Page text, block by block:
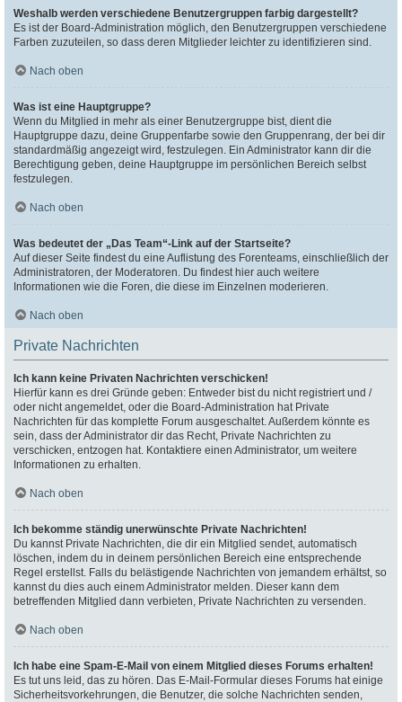
Weshalb werden verschiedene Benutzergruppen farbig dargestellt?
Es ist der Board-Administration möglich, den Benutzergruppen verschiedene
Farben zuzuteilen, so dass deren Mitglieder leichter zu identifizieren sind.
Nach oben
Was ist eine Hauptgruppe?
Wenn du Mitglied in mehr als einer Benutzergruppe bist, dient die
Hauptgruppe dazu, deine Gruppenfarbe sowie den Gruppenrang, der bei dir
standardmäßig angezeigt wird, festzulegen. Ein Administrator kann dir die
Berechtigung geben, deine Hauptgruppe im persönlichen Bereich selbst
festzulegen.
Nach oben
Was bedeutet der „Das Team“-Link auf der Startseite?
Auf dieser Seite findest du eine Auflistung des Forenteams, einschließlich der
Administratoren, der Moderatoren. Du findest hier auch weitere
Informationen wie die Foren, die diese im Einzelnen moderieren.
Nach oben
Private Nachrichten
Ich kann keine Privaten Nachrichten verschicken!
Hierfür kann es drei Gründe geben: Entweder bist du nicht registriert und /
oder nicht angemeldet, oder die Board-Administration hat Private
Nachrichten für das komplette Forum ausgeschaltet. Außerdem könnte es
sein, dass der Administrator dir das Recht, Private Nachrichten zu
verschicken, entzogen hat. Kontaktiere einen Administrator, um weitere
Informationen zu erhalten.
Nach oben
Ich bekomme ständig unerwünschte Private Nachrichten!
Du kannst Private Nachrichten, die dir ein Mitglied sendet, automatisch
löschen, indem du in deinem persönlichen Bereich eine entsprechende
Regel erstellst. Falls du belästigende Nachrichten von jemandem erhältst, so
kannst du dies auch einem Administrator melden. Dieser kann dem
betreffenden Mitglied dann verbieten, Private Nachrichten zu versenden.
Nach oben
Ich habe eine Spam-E-Mail von einem Mitglied dieses Forums erhalten!
Es tut uns leid, das zu hören. Das E-Mail-Formular dieses Forums hat einige
Sicherheitsvorkehrungen, die Benutzer, die solche Nachrichten senden,